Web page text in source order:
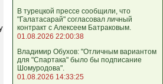
В турецкой прессе сообщили, что
"Галатасарай" согласовал личный
контракт с Алексеем Батраковым.
01.08.2026 22:00:38
Владимир Обухов: "Отличным вариантом
для "Спартака" было бы подписание
Шомуродова".
01.08.2026 14:33:25